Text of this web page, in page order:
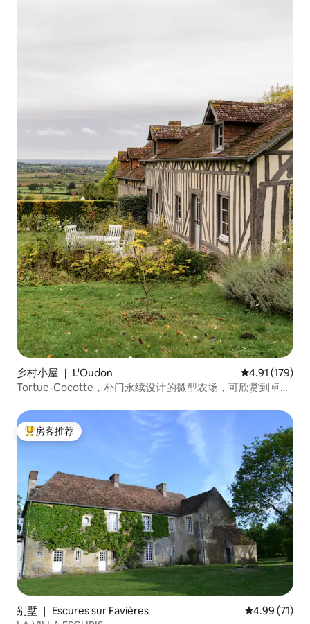
乡村小屋 ｜ L'Oudon 平均评分 4.91
4.91 (179)
Tortue-Cocotte，朴门永续设计的微型农场，可欣赏到卓尔
热门「房客推荐」
房客推荐
别墅 ｜ Escures sur Favières 平均评分
4.99 (71)